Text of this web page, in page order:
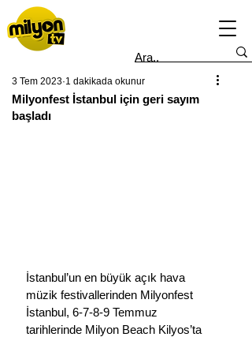
Milyonfest İstanbul için geri sayım
başladı
3 Tem 2023 1 dakikada okunur
İstanbul’un en büyük açık hava
müzik festivallerinden Milyonfest
İstanbul, 6-7-8-9 Temmuz
tarihlerinde Milyon Beach Kilyos’ta